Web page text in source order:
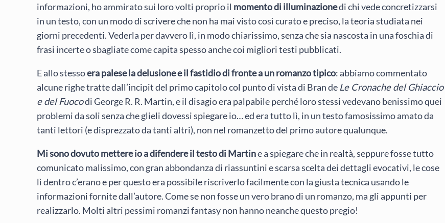
informazioni, ho ammirato sui loro volti proprio il momento di illuminazionedi chi vede concretizzarsi
in un testo, con un modo di scrivere che non ha mai visto così curato e preciso, la teoria studiata nei
giorni precedenti. Vederla per davvero lì, in modo chiarissimo, senza che sia nascosta in una foschia di
frasi incerte o sbagliate come capita spesso anche coi migliori testi pubblicati.
E allo stessoera palese la delusione e il fastidio di fronte a un romanzo tipico: abbiamo commentato
alcune righe tratte dall’incipit del primo capitolo col punto di vista di Bran de Le Cronache del Ghiaccio
e del Fuocodi George R. R. Martin, e il disagio era palpabile perché loro stessi vedevano benissimo quei
problemi da soli senza che glieli dovessi spiegare io… ed era tutto lì, in un testo famosissimo amato da
tanti lettori (e disprezzato da tanti altri), non nel romanzetto del primo autore qualunque.
Mi sono dovuto mettere io a difendere il testo di Martine a spiegare che in realtà, seppure fosse tutto
comunicato malissimo, con gran abbondanza di riassuntini e scarsa scelta dei dettagli evocativi, le cose
lì dentro c’erano e per questo era possibile riscriverlo facilmente con la giusta tecnica usando le
informazioni fornite dall’autore. Come se non fosse un vero brano di un romanzo, ma gli appunti per
realizzarlo. Molti altri pessimi romanzi fantasy non hanno neanche questo pregio!